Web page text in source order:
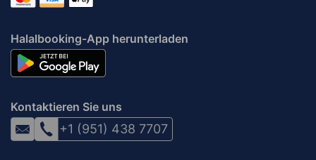
Halalbooking-App herunterladen
Kontaktieren Sie uns
+1 (951) 438 7707